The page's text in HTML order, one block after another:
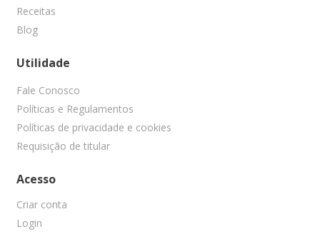
Receitas
Blog
Utilidade
Fale Conosco
Políticas e Regulamentos
Políticas de privacidade e cookies
Requisição de titular
Acesso
Criar conta
Login